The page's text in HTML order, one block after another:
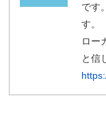
です
す。
ロー
と